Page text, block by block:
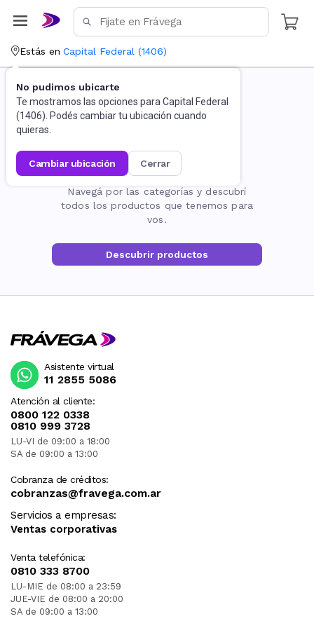
Estás en Capital Federal (1406)
No pudimos ubicarte
Te mostramos las opciones para Capital Federal
(1406). Podés cambiar tu ubicación cuando
quieras.
cambiar ubicación cerrar
La página no existe
Navegá por las categorías y descubrí
todos los productos que tenemos para
vos.
Descubrir productos
Atención al cliente:
0800 122 0338
0810 999 3728
LU-VI de 09:00 a 18:00
SA de 09:00 a 13:00
Cobranza de créditos:
cobranzas@fravega.com.ar
Servicios a empresas:
Ventas corporativas
Venta telefónica:
0810 333 8700
LU-MIE de 08:00 a 23:59
JUE-VIE de 08:00 a 20:00
SA de 09:00 a 13:00
Asistente virtual
11 2855 5086